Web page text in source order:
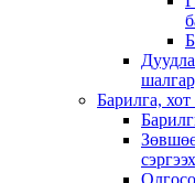
Барилга, хот